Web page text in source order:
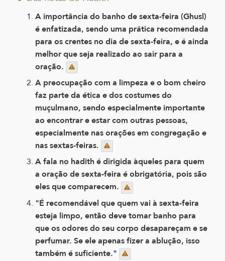
A importância do banho de sexta-feira (Ghusl)
é enfatizada, sendo uma prática recomendada
para os crentes no dia de sexta-feira, e é ainda
melhor que seja realizado ao sair para a
oração.
A preocupação com a limpeza e o bom cheiro
faz parte da ética e dos costumes do
muçulmano, sendo especialmente importante
ao encontrar e estar com outras pessoas,
especialmente nas orações em congregação e
nas sextas-feiras.
A fala no hadith é dirigida àqueles para quem
a oração de sexta-feira é obrigatória, pois são
eles que comparecem.
"É recomendável que quem vai à sexta-feira
esteja limpo, então deve tomar banho para
que os odores do seu corpo desapareçam e se
perfumar. Se ele apenas fizer a ablução, isso
também é suficiente."